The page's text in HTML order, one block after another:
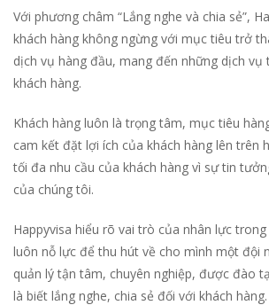
Với phương châm “Lắng nghe và chia sẻ”,
khách hàng không ngừng với mục tiêu trở
dịch vụ hàng đầu, mang đến những dịch vụ
khách hàng.
Khách hàng luôn là trọng tâm, mục tiêu
cam kết đặt lợi ích của khách hàng lên trên
tối đa nhu cầu của khách hàng vì sự tin
của chúng tôi.
Happyvisa hiểu rõ vai trò của nhân lực
luôn nỗ lực để thu hút về cho mình một đội
quản lý tận tâm, chuyên nghiệp, được đào
là biết lắng nghe, chia sẻ đối với khách